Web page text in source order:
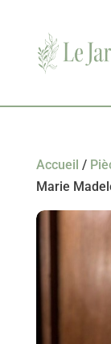
Accueil /
Marie